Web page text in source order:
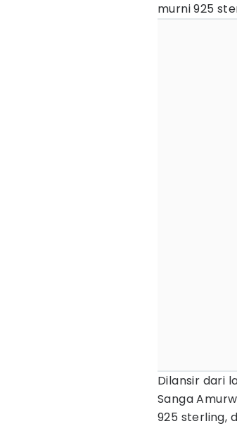
murni 925
Dilansir dari
Sanga
925 sterling,